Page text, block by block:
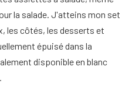
la salade. J'atteins mon set
les côtés, les desserts et
épuisé dans la
disponible en blanc